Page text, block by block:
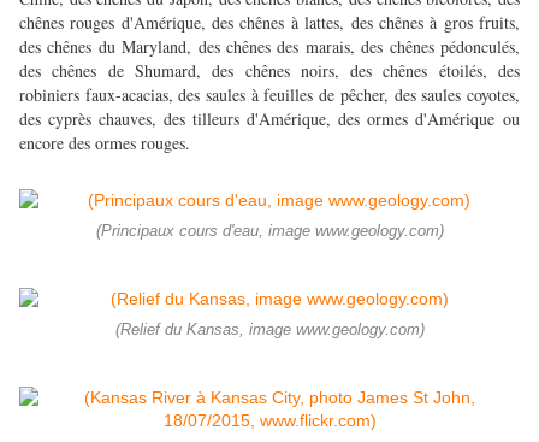
chênes rouges d'Amérique, des chênes à lattes, des chênes à gros fruits,
des chênes du Maryland, des chênes des marais, des chênes pédonculés,
des chênes de Shumard, des chênes noirs, des chênes étoilés, des
robiniers faux-acacias, des saules à feuilles de pêcher, des saules coyotes,
des cyprès chauves, des tilleurs d'Amérique, des ormes d'Amérique ou
encore des ormes rouges.
(Principaux cours d'eau, image www.geology.com)
(Relief du Kansas, image www.geology.com)